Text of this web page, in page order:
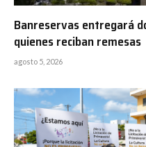
Banreservas entregará
quienes reciban remesas
agosto 5, 2026